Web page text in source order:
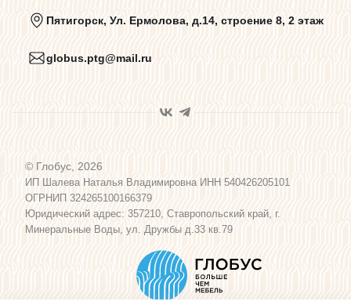
Политика конфиденциальности
Пользовательское соглашение
Программа лояльности
Карта сайта
Пятигорск, Ул. Ермолова, д.14, строение 8, 2 этаж
globus.ptg@mail.ru
© Глобус, 2026
ИП Шалева Наталья Владимировна ИНН 540426205101
ОГРНИП 324265100166379
Юридический адрес: 357210, Ставропольский край, г.
Минеральные Воды, ул. Дружбы д.33 кв.79